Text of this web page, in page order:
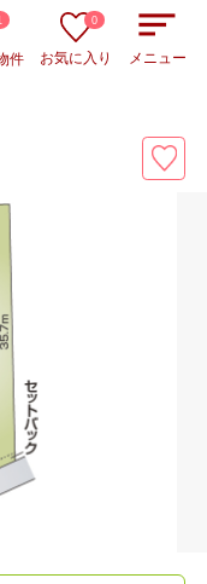
件 お気に入り
0
メニュー